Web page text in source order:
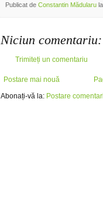
Publicat de Constantin Mădularu la
Niciun comentariu:
Trimiteți un comentariu
Postare mai nouă
Abonați-vă la: Postare